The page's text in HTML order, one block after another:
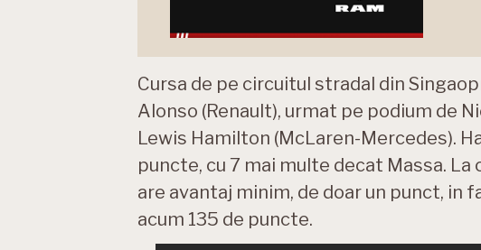
Cursa de pe circuitul stradal din
Alonso (Renault), urmat pe podium de
Lewis Hamilton (McLaren-Mercedes).
puncte, cu 7 mai multe decat Massa.
are avantaj minim, de doar un punct, in
acum 135 de puncte.